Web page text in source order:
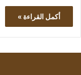
أكمل القراءة »